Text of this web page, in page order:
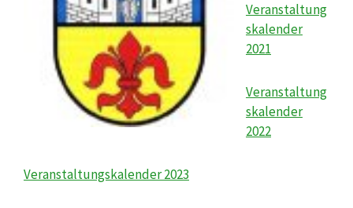
Veranstaltung
skalender
2021
Veranstaltung
skalender
2022
Veranstaltungskalender 2023